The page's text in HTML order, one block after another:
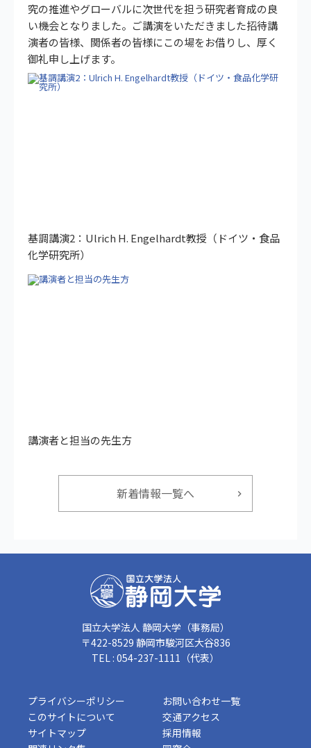
究の推進やグローバルに次世代を担う研究者育成の良
い機会となりました。ご講演をいただきました招待講
演者の皆様、関係者の皆様にこの場をお借りし、厚く
御礼申し上げます。
基調講演2：Ulrich H. Engelhardt教授（ドイツ・食品
化学研究所）
講演者と担当の先生方
新着情報一覧へ
国立大学法人 静岡大学（事務局）
〒422-8529 静岡市駿河区大谷836
TEL : 054-237-1111（代表）
プライバシーポリシー
このサイトについて
サイトマップ
お問い合わせ一覧
交通アクセス
採用情報